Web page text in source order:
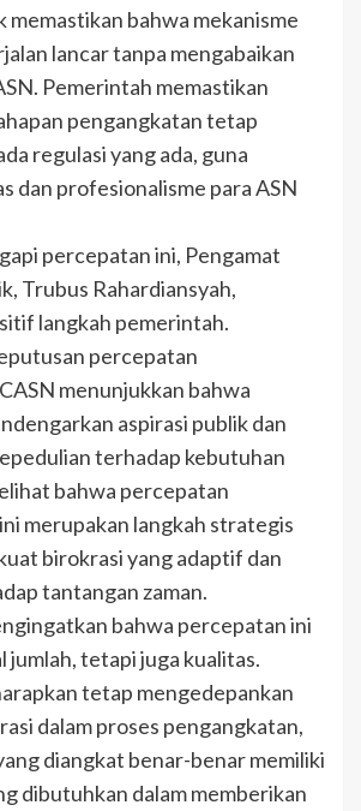
memastikan bahwa mekanisme
lancar tanpa mengabaikan
Pemerintah memastikan
pengangkatan tetap
regulasi yang ada, guna
dan profesionalisme para ASN
percepatan ini, Pengamat
Trubus Rahardiansyah,
langkah pemerintah.
percepatan
menunjukkan bahwa
aspirasi publik dan
terhadap kebutuhan
bahwa percepatan
merupakan langkah strategis
birokrasi yang adaptif dan
tantangan zaman.
bahwa percepatan ini
jumlah, tetapi juga kualitas.
tetap mengedepankan
dalam proses pengangkatan,
diangkat benar-benar memiliki
dibutuhkan dalam memberikan